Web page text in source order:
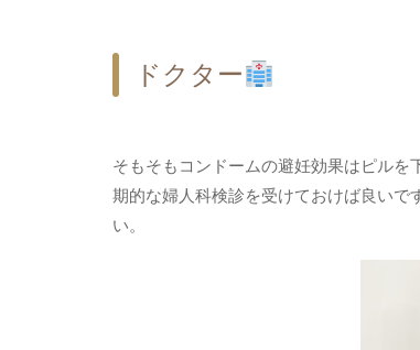
ドクター
そもそもコンドームの避妊効果はピル
期的な婦人科検診を受けておけば良いで
い。